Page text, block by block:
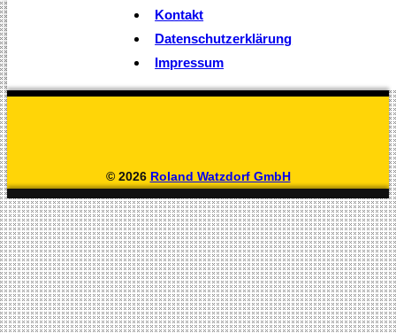
Kontakt
Datenschutzerklärung
Impressum
© 2026 Roland Watzdorf GmbH